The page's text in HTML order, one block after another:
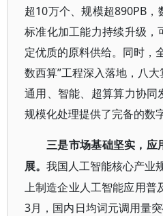
超10万个、规模超890PB
标准化加工能力持续升级
定优质的原料供给。同时，
数西算”工程深入落地，八
通用、智能、超算算力协同
规模化处理提供了完备的数
三是市场基础坚实，应
展。我国人工智能核心产业
上制造企业人工智能应用普
3月，国内日均词元调用量